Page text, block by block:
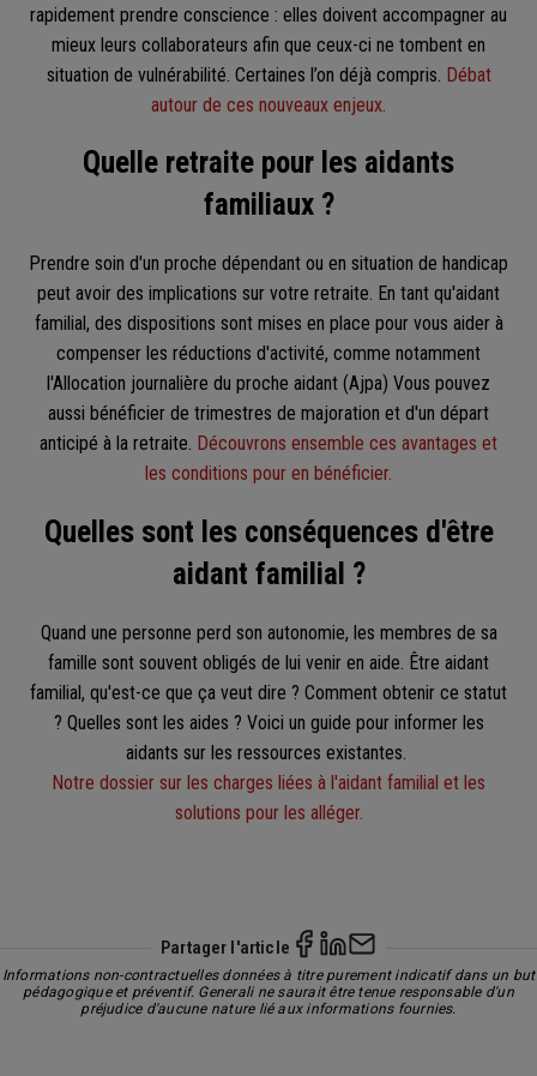
rapidement prendre conscience : elles doivent accompagner au
mieux leurs collaborateurs afin que ceux-ci ne tombent en
situation de vulnérabilité. Certaines l’on déjà compris. Débat
autour de ces nouveaux enjeux.
Quelle retraite pour les aidants
familiaux ?
Prendre soin d'un proche dépendant ou en situation de handicap
peut avoir des implications sur votre retraite. En tant qu'aidant
familial, des dispositions sont mises en place pour vous aider à
compenser les réductions d'activité, comme notamment
l'Allocation journalière du proche aidant (Ajpa) Vous pouvez
aussi bénéficier de trimestres de majoration et d'un départ
anticipé à la retraite. Découvrons ensemble ces avantages et
les conditions pour en bénéficier.
Quelles sont les conséquences d'être
aidant familial ?
Quand une personne perd son autonomie, les membres de sa
famille sont souvent obligés de lui venir en aide. Être aidant
familial, qu'est-ce que ça veut dire ? Comment obtenir ce statut
? Quelles sont les aides ? Voici un guide pour informer les
aidants sur les ressources existantes.
Notre dossier sur les charges liées à l'aidant familial et les
solutions pour les alléger.
Partager l'article
Informations non-contractuelles données à titre purement indicatif dans un but
pédagogique et préventif. Generali ne saurait être tenue responsable d'un
préjudice d'aucune nature lié aux informations fournies.